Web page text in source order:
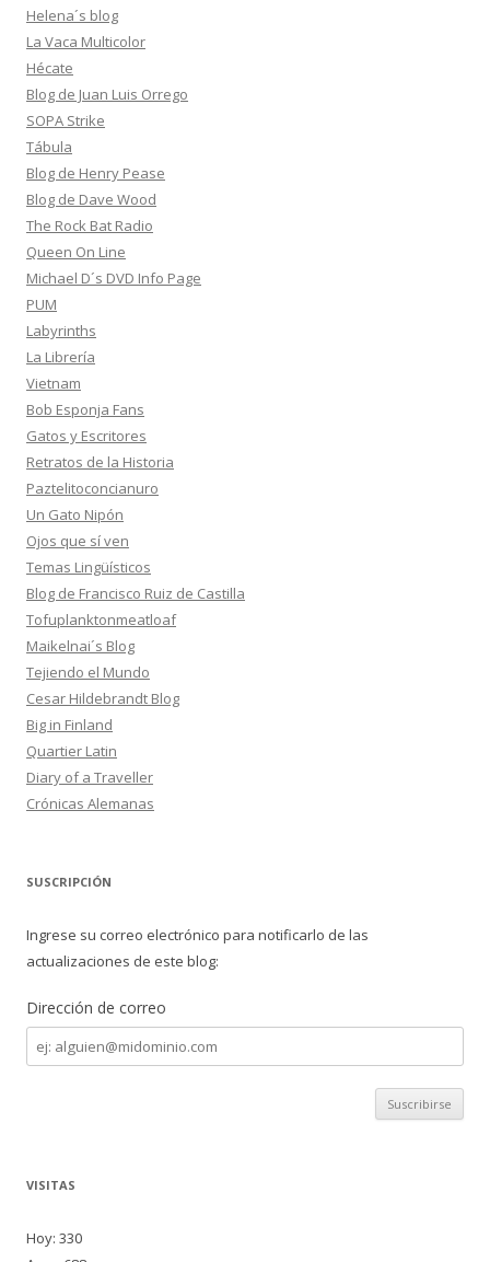
Helena´s blog
La Vaca Multicolor
Hécate
Blog de Juan Luis Orrego
SOPA Strike
Tábula
Blog de Henry Pease
Blog de Dave Wood
The Rock Bat Radio
Queen On Line
Michael D´s DVD Info Page
PUM
Labyrinths
La Librería
Vietnam
Bob Esponja Fans
Gatos y Escritores
Retratos de la Historia
Paztelitoconcianuro
Un Gato Nipón
Ojos que sí ven
Temas Lingüísticos
Blog de Francisco Ruiz de Castilla
Tofuplanktonmeatloaf
Maikelnai´s Blog
Tejiendo el Mundo
Cesar Hildebrandt Blog
Big in Finland
Quartier Latin
Diary of a Traveller
Crónicas Alemanas
SUSCRIPCIÓN
Ingrese su correo electrónico para notificarlo de las
actualizaciones de este blog:
Dirección de correo
Dirección
de
correo
VISITAS
Hoy: 330